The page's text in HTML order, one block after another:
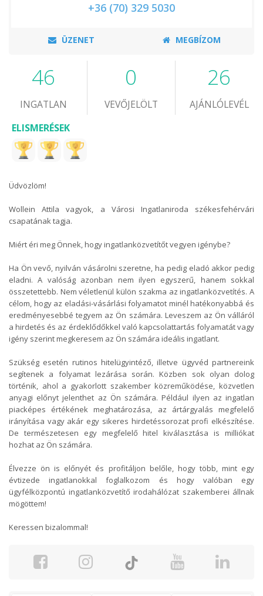
+36 (70) 329 5030
ÜZENET MEGBÍZOM
46
INGATLAN
0
VEVŐJELÖLT
26
AJÁNLÓLEVÉL
ELISMERÉSEK
Üdvözlöm!
Wollein Attila vagyok, a Városi Ingatlaniroda székesfehérvári
csapatának tagja.
Miért éri meg Önnek, hogy ingatlanközvetítőt vegyen igénybe?
Ha Ön vevő, nyilván vásárolni szeretne, ha pedig eladó akkor pedig
eladni. A valóság azonban nem ilyen egyszerű, hanem sokkal
összetettebb. Nem véletlenül külön szakma az ingatlanközvetítés. A
célom, hogy az eladási-vásárlási folyamatot minél hatékonyabbá és
eredményesebbé tegyem az Ön számára. Leveszem az Ön válláról
a hirdetés és az érdeklődőkkel való kapcsolattartás folyamatát vagy
igény szerint megkeresem az Ön számára ideális ingatlant.
Szükség esetén rutinos hitelügyintéző, illetve ügyvéd partnereink
segítenek a folyamat lezárása során. Közben sok olyan dolog
történik, ahol a gyakorlott szakember közreműködése, közvetlen
anyagi előnyt jelenthet az Ön számára. Például ilyen az ingatlan
piacképes értékének meghatározása, az ártárgyalás megfelelő
irányítása vagy akár egy sikeres hirdetéssorozat profi elkészítése.
De természetesen egy megfelelő hitel kiválasztása is milliókat
hozhat az Ön számára.
Élvezze ön is előnyét és profitáljon belőle, hogy több, mint egy
évtizede ingatlanokkal foglalkozom és hogy valóban egy
ügyfélközpontú ingatlanközvetítő irodahálózat szakemberei állnak
mögöttem!
Keressen bizalommal!